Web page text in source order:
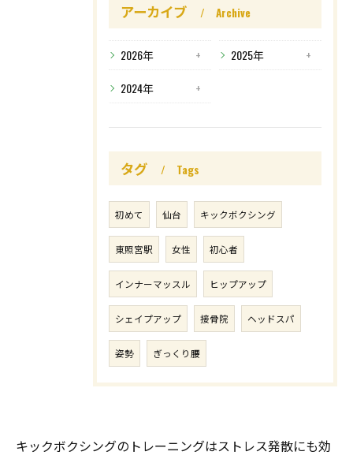
アーカイブ Archive
2026年
2025年
2024年
タグ Tags
初めて 仙台 キックボクシング
東照宮駅 女性 初心者
インナーマッスル ヒップアップ
シェイプアップ 接骨院 ヘッドスパ
姿勢 ぎっくり腰
キックボクシングのトレーニングはストレス発散にも効